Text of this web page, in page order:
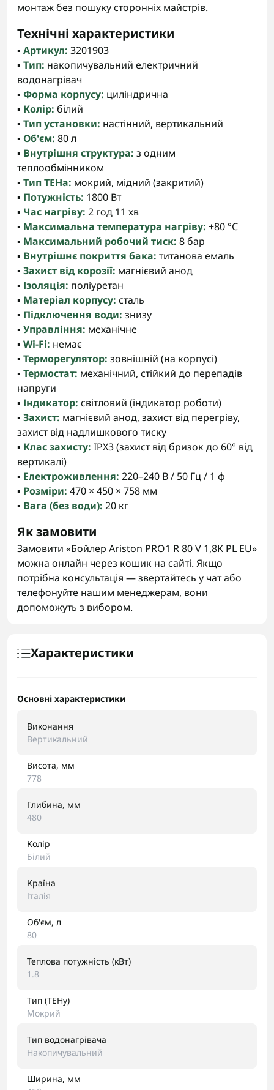
монтаж без пошуку сторонніх майстрів.
Технічні характеристики
▪️ Артикул: 3201903
▪️ Тип: накопичувальний електричний
водонагрівач
▪️ Форма корпусу: циліндрична
▪️ Колір: білий
▪️ Тип установки: настінний, вертикальний
▪️ Об'єм: 80 л
▪️ Внутрішня структура: з одним
теплообмінником
▪️ Тип ТЕНа: мокрий, мідний (закритий)
▪️ Потужність: 1800 Вт
▪️ Час нагріву: 2 год 11 хв
▪️ Максимальна температура нагріву: +80 °C
▪️ Максимальний робочий тиск: 8 бар
▪️ Внутрішнє покриття бака: титанова емаль
▪️ Захист від корозії: магнієвий анод
▪️ Ізоляція: поліуретан
▪️ Матеріал корпусу: сталь
▪️ Підключення води: знизу
▪️ Управління: механічне
▪️ Wi-Fi: немає
▪️ Терморегулятор: зовнішній (на корпусі)
▪️ Термостат: механічний, стійкий до перепадів
напруги
▪️ Індикатор: світловий (індикатор роботи)
▪️ Захист: магнієвий анод, захист від перегріву,
захист від надлишкового тиску
▪️ Клас захисту: IPX3 (захист від бризок до 60° від
вертикалі)
▪️ Електроживлення: 220–240 В / 50 Гц / 1 ф
▪️ Розміри: 470 × 450 × 758 мм
▪️ Вага (без води): 20 кг
Як замовити
Замовити «Бойлер Ariston PRO1 R 80 V 1,8K PL EU»
можна онлайн через кошик на сайті. Якщо
потрібна консультація — звертайтесь у чат або
телефонуйте нашим менеджерам, вони
допоможуть з вибором.
Характеристики
Основні характеристики
Виконання
Вертикальний
Висота, мм
778
Глибина, мм
480
Колір
Білий
Країна
Італія
Об'єм, л
80
Теплова потужність (кВт)
1.8
Тип (ТЕНу)
Мокрий
Тип водонагрівача
Накопичувальний
Ширина, мм